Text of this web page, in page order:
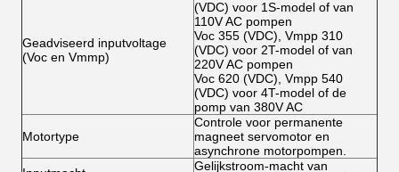
Geadviseerd inputvoltage
(Voc en Vmmp)
(VDC) voor 1S-model of van
110V AC pompen
Voc 355 (VDC), Vmpp 310
(VDC) voor 2T-model of van
220V AC pompen
Voc 620 (VDC), Vmpp 540
(VDC) voor 4T-model of de
pomp van 380V AC
Motortype
Controle voor permanente
magneet servomotor en
asynchrone motorpompen.
Gelijkstroom-macht van